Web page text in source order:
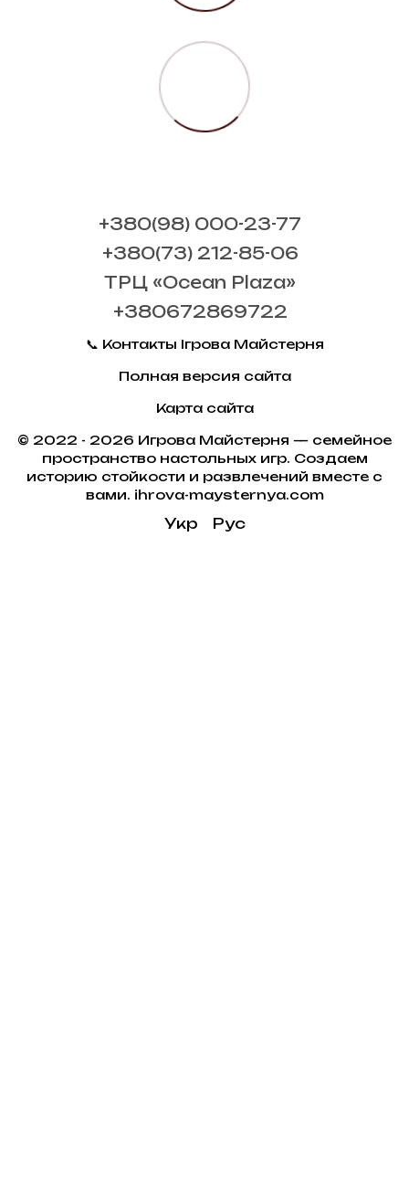
+380(98) 000-23-77
+380(73) 212-85-06
ТРЦ «Ocean Plaza»
+380672869722
📞 Контакты Ігрова Майстерня
Полная версия сайта
Карта сайта
© 2022 - 2026 Игрова Майстерня — семейное
пространство настольных игр. Создаем
историю стойкости и развлечений вместе с
вами. ihrova-maysternya.com
Укр Рус